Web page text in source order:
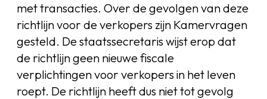
met transacties. Over de gevolgen van deze
richtlijn voor de verkopers zijn Kamervragen
gesteld. De staatssecretaris wijst erop dat
de richtlijn geen nieuwe fiscale
verplichtingen voor verkopers in het leven
roept. De richtlijn heeft dus niet tot gevolg